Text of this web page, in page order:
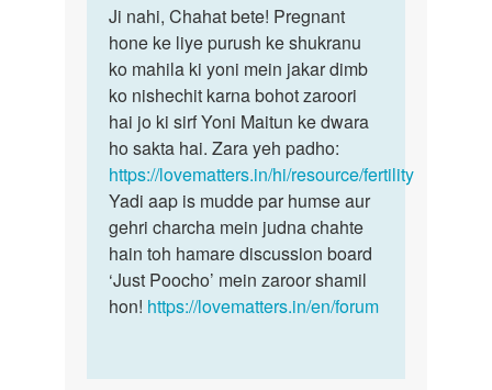
to
Kya
koi
ladke
bina
sex
kiya…
by
Chahat
Ji
nahi,
Chahat
bete!…
Ji nahi, Chahat bete! Pregnant
hone ke liye purush ke shukranu
ko mahila ki yoni mein jakar dimb
ko nishechit karna bohot zaroori
hai jo ki sirf Yoni Maitun ke dwara
ho sakta hai. Zara yeh padho:
https://lovematters.in/hi/resource/fertility
Yadi aap is mudde par humse aur
gehri charcha mein judna chahte
hain toh hamare discussion board
‘Just Poocho’ mein zaroor shamil
hon! https://lovematters.in/en/forum